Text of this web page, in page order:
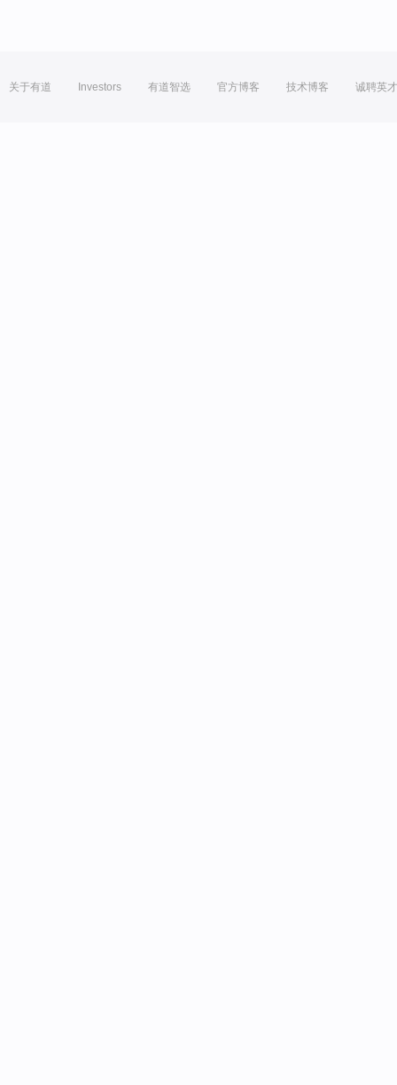
关于有道 Investors 有道智选 官方博客 技术博客 诚聘英才